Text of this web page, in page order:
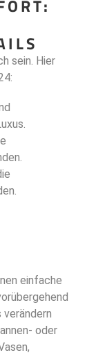
sein. Hier
einfache
verändern
oder